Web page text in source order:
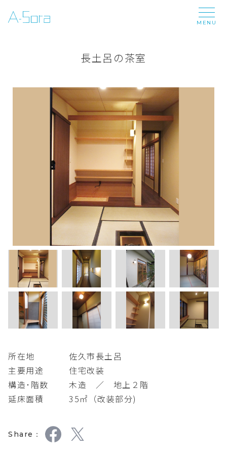
MENU
長土呂の茶室
所在地
佐久市長土呂
主要用途
住宅改装
構造･階数
木造 ／ 地上２階
延床面積
35㎡（改装部分)
Share：